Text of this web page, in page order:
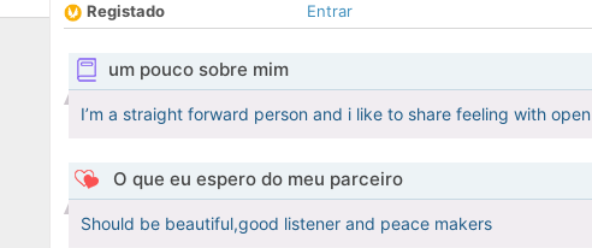
Registado
Entrar
um pouco sobre mim
I’m a straight forward person and i like to share feeling with
O que eu espero do meu parceiro
Should be beautiful,good listener and peace makers